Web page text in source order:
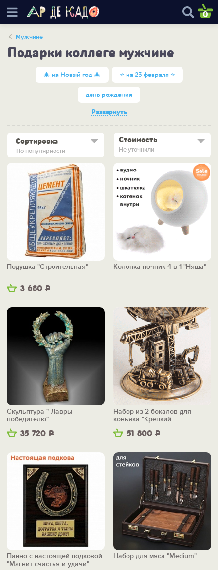
0
Мужчине
Подарки коллеге мужчине
🎄 на Новый год 🎄 ⭐ на 23 февраля ⭐
день рождения
Развернуть
По популярности
Сортировка Стоимость
Не уточнили
3 680 Р
Подушка "Строительная" Колонка-ночник 4 в 1 "Няша"
35 720 Р
Скульптура " Лавры-
победителю"
51 800 Р
Набор из 2 бокалов для
коньяка "Крепкий
фундамент"
Панно с настоящей подковой
"Магнит счастья и удачи"
Набор для мяса "Medium"